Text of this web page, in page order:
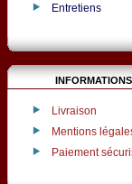
Entretiens
INFORMATIONS
Livraison
Mentions
Paiement